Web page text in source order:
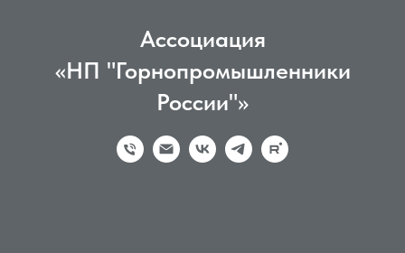
Ассоциация
«НП "Горнопромышленники
России"»